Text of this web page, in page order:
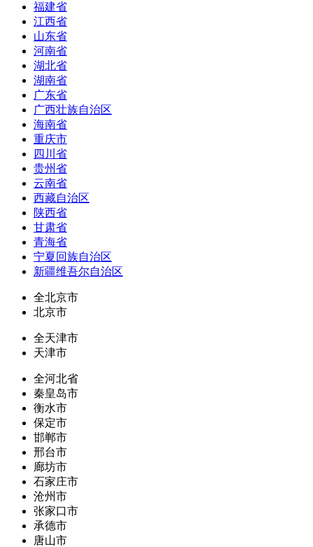
福建省
江西省
山东省
河南省
湖北省
湖南省
广东省
广西壮族自治区
海南省
重庆市
四川省
贵州省
云南省
西藏自治区
陕西省
甘肃省
青海省
宁夏回族自治区
新疆维吾尔自治区
全北京市
北京市
全天津市
天津市
全河北省
秦皇岛市
衡水市
保定市
邯郸市
邢台市
廊坊市
石家庄市
沧州市
张家口市
承德市
唐山市